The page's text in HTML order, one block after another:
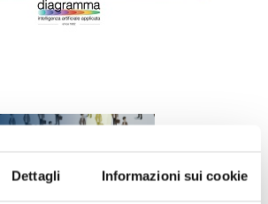
Dettagli Informazioni sui cookie